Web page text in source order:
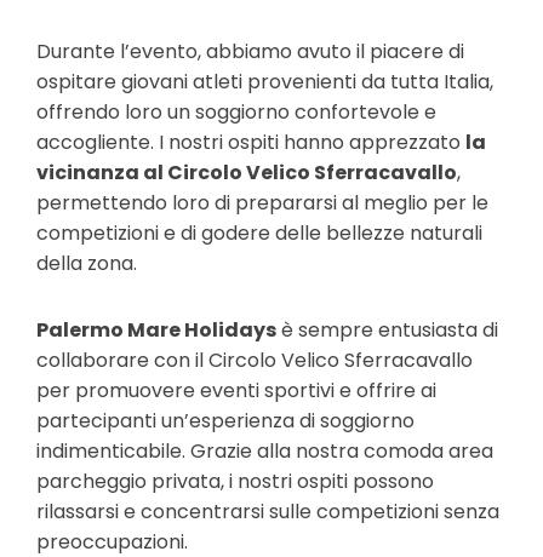
Durante l’evento, abbiamo avuto il piacere di
ospitare giovani atleti provenienti da tutta Italia,
offrendo loro un soggiorno confortevole e
accogliente. I nostri ospiti hanno apprezzato la
vicinanza al Circolo Velico Sferracavallo,
permettendo loro di prepararsi al meglio per le
competizioni e di godere delle bellezze naturali
della zona.
Palermo Mare Holidaysè sempre entusiasta di
collaborare con il Circolo Velico Sferracavallo
per promuovere eventi sportivi e offrire ai
partecipanti un’esperienza di soggiorno
indimenticabile. Grazie alla nostra comoda area
parcheggio privata, i nostri ospiti possono
rilassarsi e concentrarsi sulle competizioni senza
preoccupazioni.